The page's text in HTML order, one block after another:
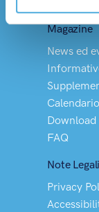
Magazine
News ed
Download
FAQ
Note Legali
Privacy